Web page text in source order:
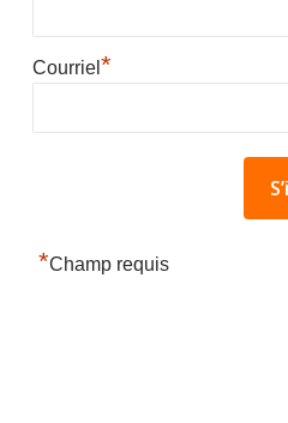
Courriel *
*Champ requis